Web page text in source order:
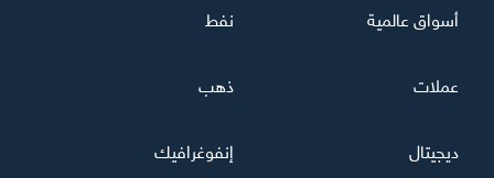
أسواق عالمية نفط
عملات ذهب
ديجيتال إنفوغرافيك